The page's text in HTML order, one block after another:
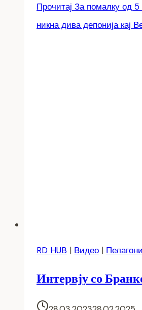
Прочитај За помалку од
никна дива депонија кај
RD HUB | Видео |
Интервју со